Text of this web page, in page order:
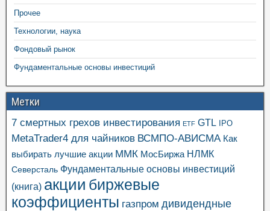
Прочее
Технологии, наука
Фондовый рынок
Фундаментальные основы инвестиций
Метки
7 смертных грехов инвестирования ETF GTL IPO
MetaTrader4 для чайников ВСМПО-АВИСМА Как
выбирать лучшие акции ММК МосБиржа НЛМК
Северсталь Фундаментальные основы инвестиций
(книга) акции биржевые
коэффициенты газпром дивидендные